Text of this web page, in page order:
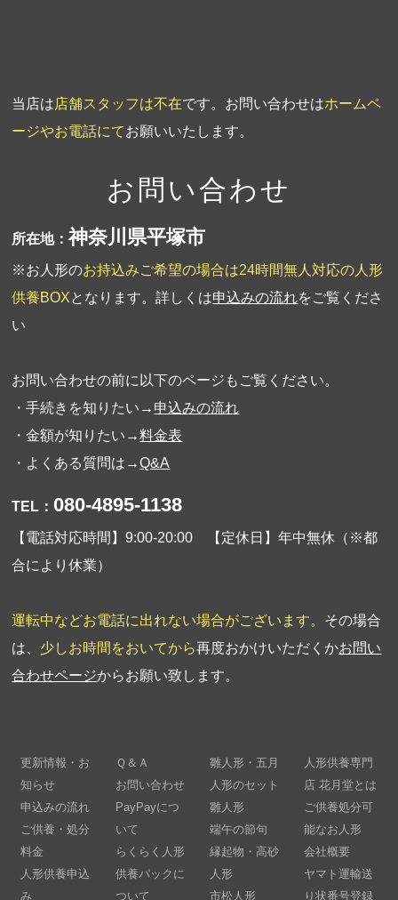
当店は店舗スタッフは不在です。お問い合わせはホームペ
ージやお電話にてお願いいたします。
お問い合わせ
所在地：神奈川県平塚市
※お人形のお持込みご希望の場合は24時間無人対応の人形
供養BOXとなります。詳しくは申込みの流れをご覧くださ
い
お問い合わせの前に以下のページもご覧ください。
・手続きを知りたい→ 申込みの流れ
・金額が知りたい→料金表
・よくある質問は→Q&A
TEL： 080-4895-1138
【電話対応時間】9:00-20:00 【定休日】年中無休（※都
合により休業）
運転中などお電話に出れない場合がございます。 その場合
は、 少しお時間をおいてから再度おかけいただくかお問い
合わせページからお願い致します。
更新情報・お
知らせ
申込みの流れ
ご供養・処分
料金
人形供養申込
み
Ｑ＆Ａ
お問い合わせ
PayPayにつ
いて
らくらく人形
供養パックに
ついて
雛人形・五月
人形のセット
雛人形
端午の節句
縁起物・高砂
人形
市松人形
人形供養専門
店 花月堂とは
ご供養処分可
能なお人形
会社概要
ヤマト運輸送
り状番号登録